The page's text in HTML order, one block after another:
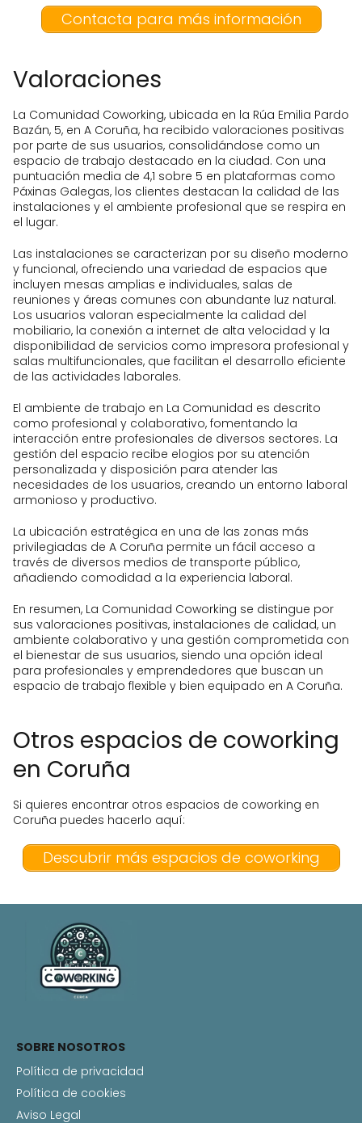
Contacta para más información
Valoraciones
La Comunidad Coworking, ubicada en la Rúa Emilia Pardo
Bazán, 5, en A Coruña, ha recibido valoraciones positivas
por parte de sus usuarios, consolidándose como un
espacio de trabajo destacado en la ciudad. Con una
puntuación media de 4,1 sobre 5 en plataformas como
Páxinas Galegas, los clientes destacan la calidad de las
instalaciones y el ambiente profesional que se respira en
el lugar.
Las instalaciones se caracterizan por su diseño moderno
y funcional, ofreciendo una variedad de espacios que
incluyen mesas amplias e individuales, salas de
reuniones y áreas comunes con abundante luz natural.
Los usuarios valoran especialmente la calidad del
mobiliario, la conexión a internet de alta velocidad y la
disponibilidad de servicios como impresora profesional y
salas multifuncionales, que facilitan el desarrollo eficiente
de las actividades laborales.
El ambiente de trabajo en La Comunidad es descrito
como profesional y colaborativo, fomentando la
interacción entre profesionales de diversos sectores. La
gestión del espacio recibe elogios por su atención
personalizada y disposición para atender las
necesidades de los usuarios, creando un entorno laboral
armonioso y productivo.
La ubicación estratégica en una de las zonas más
privilegiadas de A Coruña permite un fácil acceso a
través de diversos medios de transporte público,
añadiendo comodidad a la experiencia laboral.
En resumen, La Comunidad Coworking se distingue por
sus valoraciones positivas, instalaciones de calidad, un
ambiente colaborativo y una gestión comprometida con
el bienestar de sus usuarios, siendo una opción ideal
para profesionales y emprendedores que buscan un
espacio de trabajo flexible y bien equipado en A Coruña.
Otros espacios de coworking
en Coruña
Si quieres encontrar otros espacios de coworking en
Coruña puedes hacerlo aquí:
Descubrir más espacios de coworking
SOBRE NOSOTROS
Política de privacidad
Política de cookies
Aviso Legal